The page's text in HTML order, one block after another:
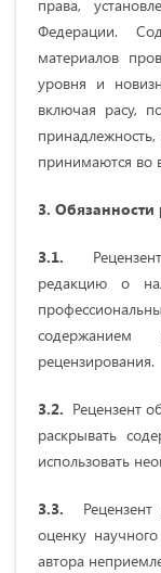
права,
Федерации.
материалов
уровня и
включая расу,
принимаются во
3. Обязанности
3.1.
редакцию о
рецензирования.
3.2. Рецензент
раскрывать
использовать
3.3. Рецензент
оценку
автора